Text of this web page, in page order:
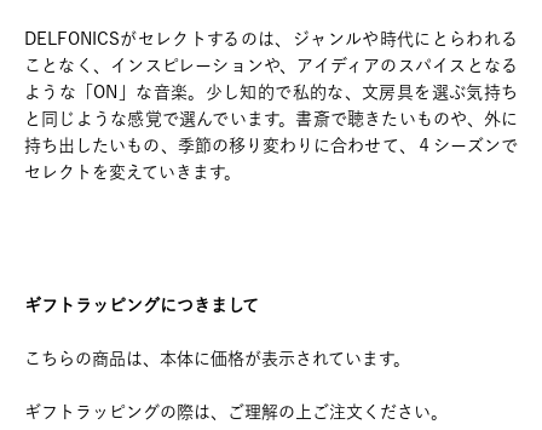
DELFONICSがセレクトするのは、ジャンルや時代にとらわれる
ことなく、インスピレーションや、アイディアのスパイスとなる
ような「ON」な音楽。少し知的で私的な、文房具を選ぶ気持ち
と同じような感覚で選んでいます。書斎で聴きたいものや、外に
持ち出したいもの、季節の移り変わりに合わせて、４シーズンで
セレクトを変えていきます。
ギフトラッピングにつきまして
こちらの商品は、本体に価格が表示されています。
ギフトラッピングの際は、ご理解の上ご注文ください。